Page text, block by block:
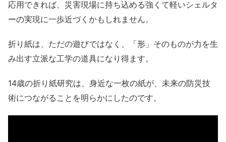
応用できれば、災害現場に持ち込める強くて軽いシェルタ
ーの実現に一歩近づくかもしれません。
折り紙は、ただの遊びではなく、「形」そのものが力を生
み出す立派な工学の道具になり得ます。
14歳の折り紙研究は、身近な一枚の紙が、未来の防災技
術につながることを明らかにしたのです。